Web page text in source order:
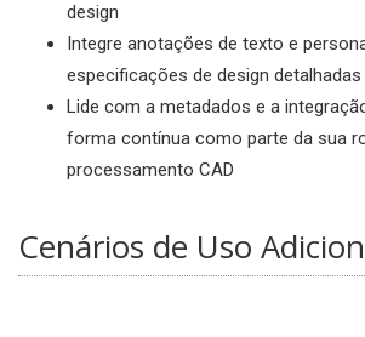
design
Integre anotações de texto e
especificações de design detalhadas
Lide com a metadados e a
forma contínua como parte da sua
processamento CAD
Cenários de Uso